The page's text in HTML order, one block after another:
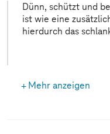
Dünn, schützt und
ist wie eine
hierdurch das
beeinträchtigt
Mehr anzeigen